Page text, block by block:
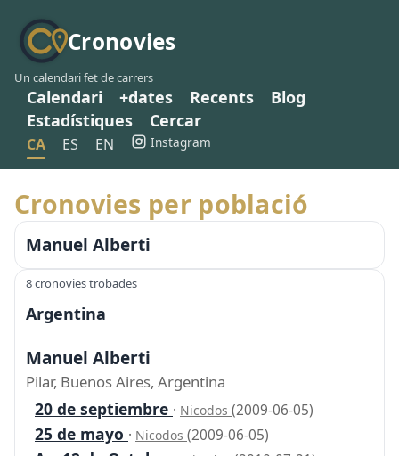
Cronovies
Un calendari fet de carrers
Calendari +dates Recents
Blog
Estadístiques
Cercar
CA ES EN Instagram
Cronovies per població
Manuel Alberti
8 cronovies trobades
Argentina
Manuel Alberti
Pilar, Buenos Aires, Argentina
20 de septiembre · Nicodos (2009-06-05)
25 de mayo · Nicodos (2009-06-05)